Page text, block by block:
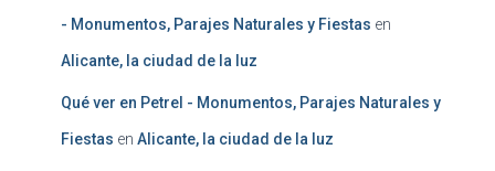
- Monumentos, Parajes Naturales y Fiestas en
Alicante, la ciudad de la luz
Qué ver en Petrel - Monumentos, Parajes Naturales y
Fiestas en Alicante, la ciudad de la luz